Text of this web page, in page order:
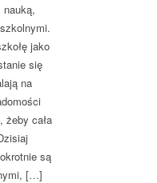
jako
się
na
żeby cała
są
[…]